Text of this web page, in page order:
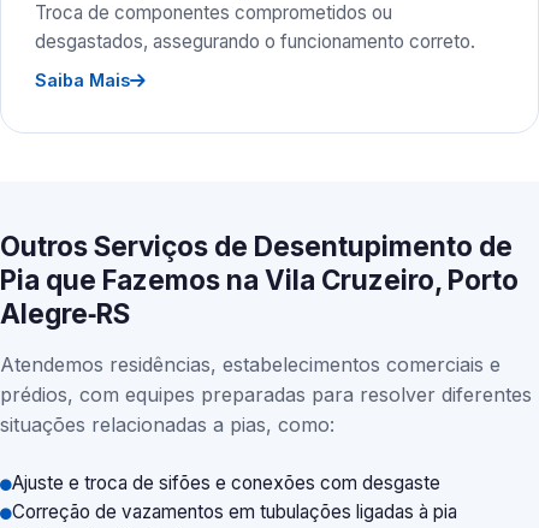
Troca de componentes comprometidos ou
desgastados, assegurando o funcionamento correto.
Saiba Mais
Outros Serviços de Desentupimento de
Pia que Fazemos na Vila Cruzeiro, Porto
Alegre‑RS
Atendemos residências, estabelecimentos comerciais e
prédios, com equipes preparadas para resolver diferentes
situações relacionadas a pias, como:
Ajuste e troca de sifões e conexões com desgaste
Correção de vazamentos em tubulações ligadas à pia